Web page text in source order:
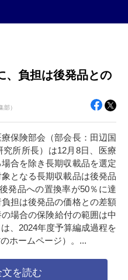
、負担は後発品との
部）
保険部会（部会長：田辺国
所所長）は12月8日、医療
合を除き長期収載品を選定
となる長期収載品は後発品
発品への置換率が50％に達
担は後発品の価格との差額
場合の保険給付の範囲は中
、2024年度予算編成過程を
ホームページ）。...
を読む